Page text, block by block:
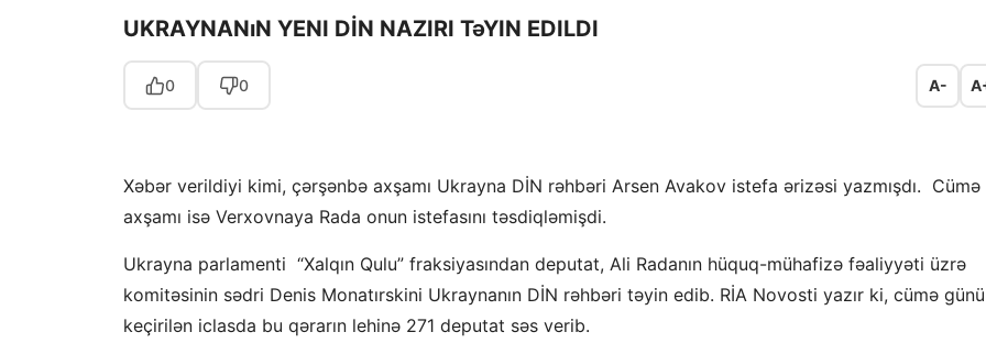
UKRAYNANıN YENI DİN NAZIRI TəYIN EDILDI
0 0 A-
Xəbər verildiyi kimi, çərşənbə axşamı Ukrayna DİN rəhbəri Arsen Avakov istefa ərizəsi yazmışdı. Cümə
axşamı isə Verxovnaya Rada onun istefasını təsdiqləmişdi.
Ukrayna parlamenti “Xalqın Qulu” fraksiyasından deputat, Ali Radanın hüquq-mühafizə fəaliyyəti üzrə
komitəsinin sədri Denis Monatırskini Ukraynanın DİN rəhbəri təyin edib. RİA Novosti yazır ki, cümə günü
keçirilən iclasda bu qərarın lehinə 271 deputat səs verib.